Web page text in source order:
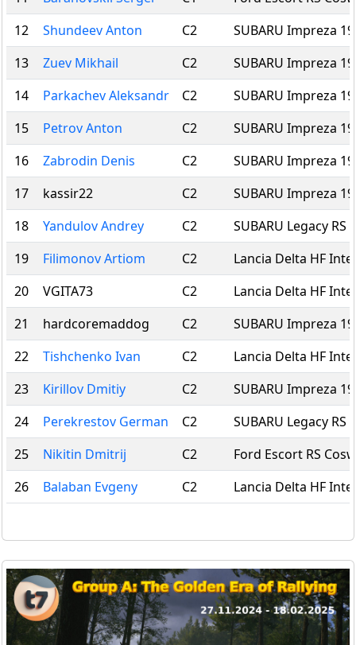
12
Shundeev Anton C2
SUBARU Impreza
13
Zuev Mikhail C2
SUBARU Impreza
14
Parkachev Aleksandr C2
SUBARU Impreza
15
Petrov Anton C2
SUBARU Impreza
16
Zabrodin Denis C2
SUBARU Impreza
17
kassir22 C2
SUBARU Impreza
18
Yandulov Andrey C2
SUBARU Legacy RS
19
Filimonov Artiom C2
Lancia Delta HF
20
VGITA73 C2
Lancia Delta HF
21
hardcoremaddog C2
SUBARU Impreza
22
Tishchenko Ivan C2
Lancia Delta HF
23
Kirillov Dmitiy C2
SUBARU Impreza
24
Perekrestov German C2
SUBARU Legacy RS
25
Nikitin Dmitrij C2
Ford Escort RS
26
Balaban Evgeny C2 Lancia Delta HF